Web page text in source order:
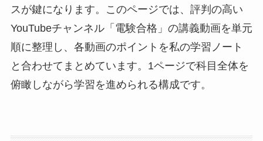
スが鍵になります。このページでは、評判の高い
YouTubeチャンネル「電験合格」の講義動画を単元
順に整理し、各動画のポイントを私の学習ノート
と合わせてまとめています。1ページで科目全体を
俯瞰しながら学習を進められる構成です。